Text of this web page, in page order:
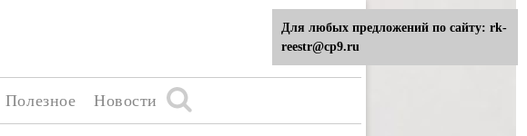
Полезное Новости
Для любых предложений по сайту: rk-
reestr@cp9.ru